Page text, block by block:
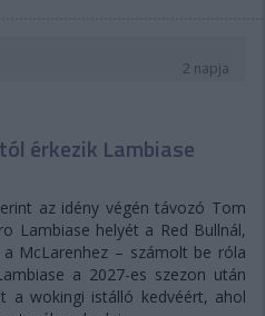
2 napja
érkezik Lambiase
az idény végén távozó Tom
Lambiase helyét a Red Bullnál,
McLarenhez – számolt be róla
a 2027-es szezon után
a wokingi istálló kedvéért, ahol